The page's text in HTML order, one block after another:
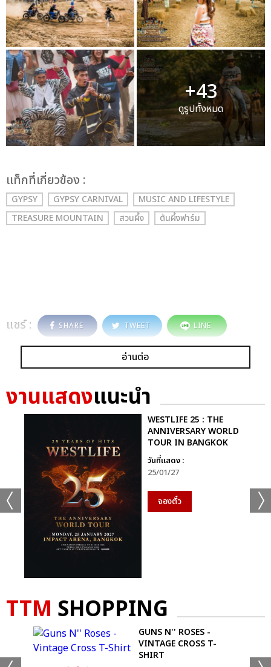
+43
ดูรูปทั้งหมด
เเท็กที่เกี่ยวข้อง :
GYPSY GYPSY CARNIVAL
MUSIC AND LIFESTYLE
TREASURE MOUNTAIN
สวนผึ้ง ต้นผึ้งฟาร์ม
แชร์ : SHARE TWEET LINE
อ่านต่อ
งานแสดงแนะนำ
WESTLIFE 25 : THE
ANNIVERSARY WORLD
TOUR IN BANGKOK
วันที่แสดง :
25/01/27
จองตั๋ว
TTM SHOPPING
GUNS N'' ROSES -
VINTAGE CROSS T-
SHIRT